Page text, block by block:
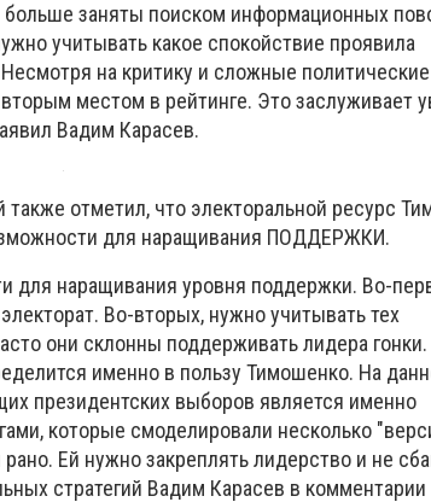
заняты поиском информационных
учитывать какое спокойствие проявила
на критику и сложные политические
местом в рейтинге. Это заслуживает
Вадим Карасев.
также отметил, что электоральной ресурс
для наращивания ПОДДЕРЖКИ.
для наращивания уровня поддержки. Во-
Во-вторых, нужно учитывать тех
они склонны поддерживать лидера гонки.
именно в пользу Тимошенко. На
президентских выборов является именно
которые смоделировали несколько
Ей нужно закреплять лидерство и не
стратегий Вадим Карасев в